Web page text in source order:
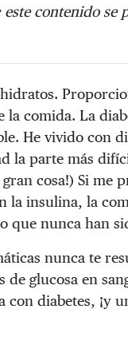
este contenido se
la comida. La
He vivido con
la parte más
gran cosa!) Si me
la insulina, la
que nunca han
nunca te
de glucosa en
diabetes, ¡y